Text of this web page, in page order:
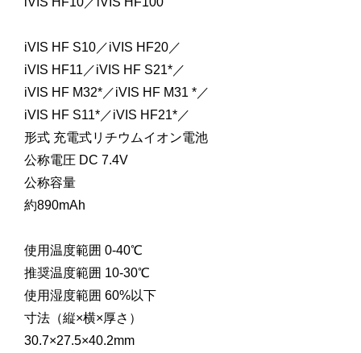
iVIS HF S10／iVIS HF20／
iVIS HF11／iVIS HF S21*／
iVIS HF M32*／iVIS HF M31 *／
iVIS HF S11*／iVIS HF21*／
形式 充電式リチウムイオン電池
公称電圧 DC 7.4V
公称容量
約890mAh
使用温度範囲 0-40℃
推奨温度範囲 10-30℃
使用湿度範囲 60%以下
寸法（縦×横×厚さ）
30.7×27.5×40.2mm